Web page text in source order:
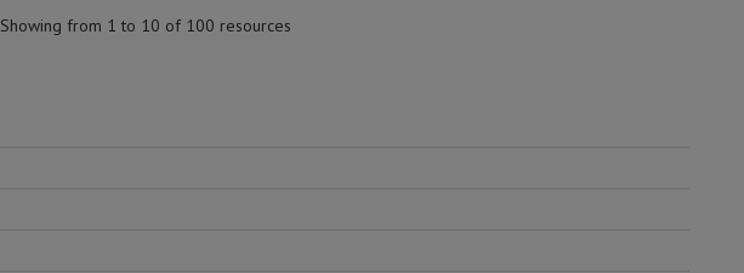
Showing from 1 to 10 of 100 resources